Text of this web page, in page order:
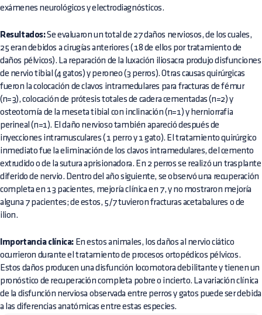
exámenes neurológicos y electrodiagnósticos.
Resultados:Se evaluaron un total de 27 daños nerviosos, de los cuales,
25 eran debidos a cirugías anteriores ( 18 de ellos por tratamiento de
daños pélvicos). La reparación de la luxación iliosacra produjo disfunciones
de nervio tibial (4 gatos) y peroneo (3 perros). Otras causas quirúrgicas
fueron la colocación de clavos intramedulares para fracturas de fémur
(n=3), colocación de prótesis totales de cadera cementadas (n=2) y
osteotomía de la meseta tibial con inclinación (n=1) y herniorrafia
perineal (n=1). El daño nervioso también apareció después de
inyecciones intramusculares ( 1 perro y 1 gato). El tratamiento quirúrgico
inmediato fue la eliminación de los clavos intramedulares, del cemento
extrudido o de la sutura aprisionadora. En 2 perros se realizó un trasplante
diferido de nervio. Dentro del año siguiente, se observó una recuperación
completa en 13 pacientes, mejoría clínica en 7, y no mostraron mejoría
alguna 7 pacientes; de estos, 5/7 tuvieron fracturas acetabalures o de
ilion.
Importancia clínica: En estos animales, los daños al nervio ciático
ocurrieron durante el tratamiento de procesos ortopédicos pélvicos.
Estos daños producen una disfunción locomotora debilitante y tienen un
pronóstico de recuperación completa pobre o incierto. La variación clínica
de la disfunción nerviosa observada entre perros y gatos puede ser debida
a las diferencias anatómicas entre estas especies.